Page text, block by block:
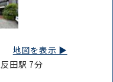
地図を表示 ▶︎
田駅 7分